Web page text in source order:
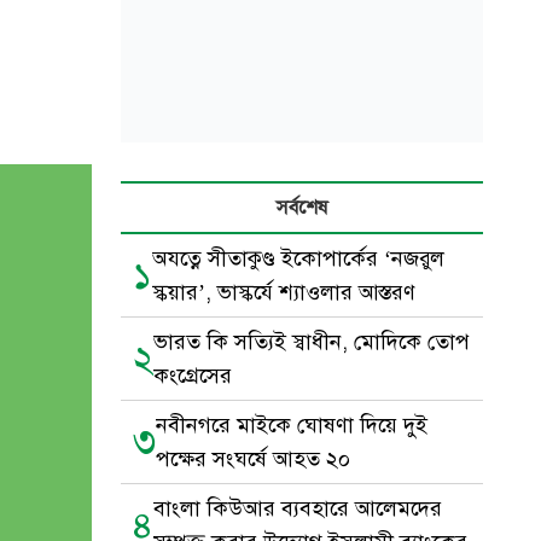
সর্বশেষ
১অযত্নে সীতাকুণ্ড ইকোপার্কের ‘নজরুল
স্কয়ার’, ভাস্কর্যে শ্যাওলার আস্তরণ
২ভারত কি সত্যিই স্বাধীন, মোদিকে তোপ
কংগ্রেসের
৩নবীনগরে মাইকে ঘোষণা দিয়ে দুই
পক্ষের সংঘর্ষে আহত ২০
৪বাংলা কিউআর ব্যবহারে আলেমদের